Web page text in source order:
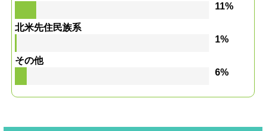
11%
北米先住民族系
1%
その他
6%